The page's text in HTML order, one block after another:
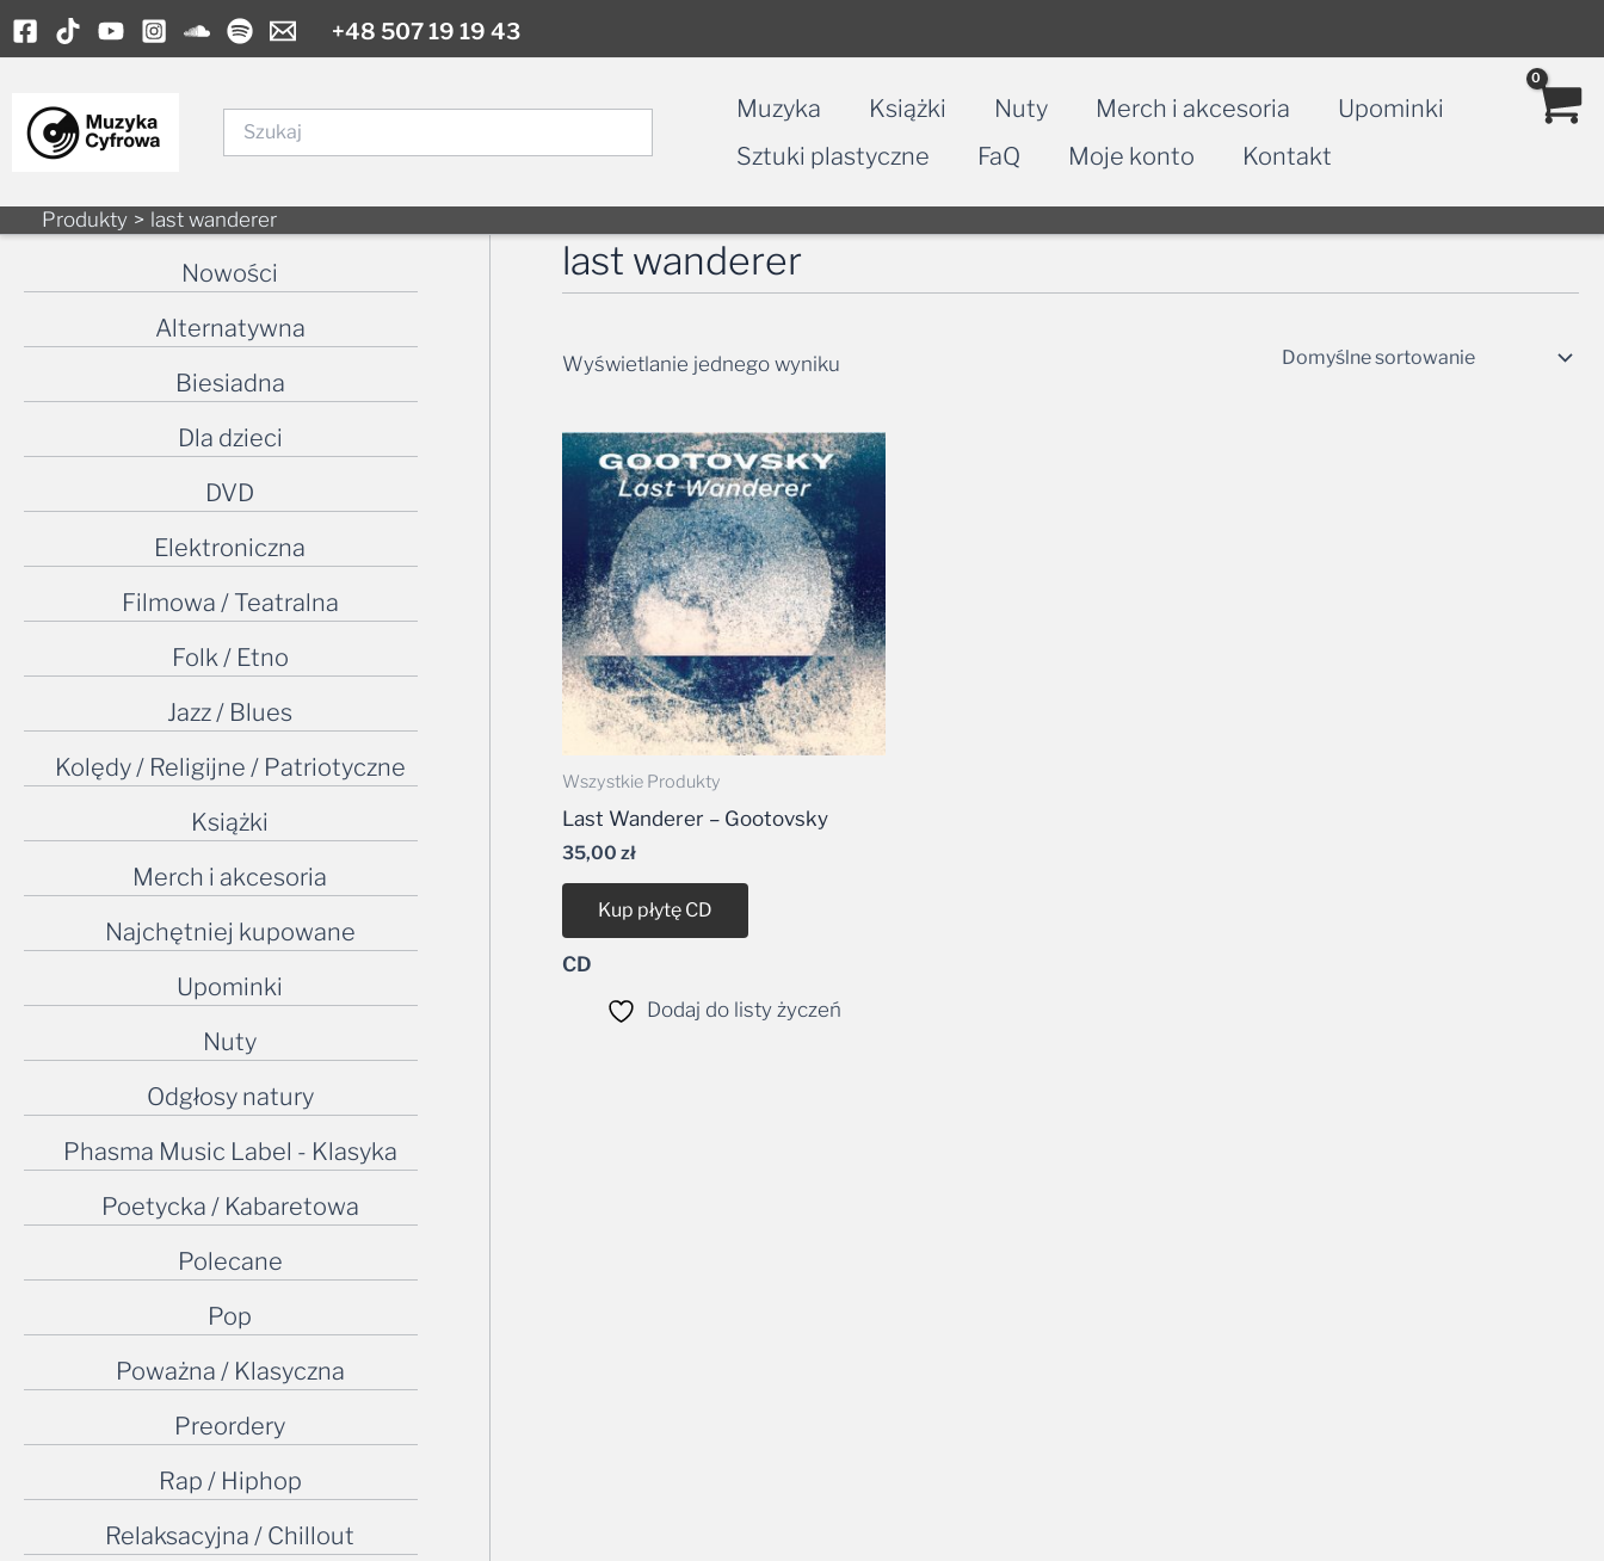
Skip
to
+48 507 19 19 43
Muzyka Książki Nuty Merch i akcesoria
Upominki
Sztuki plastyczne
FaQ Moje konto Kontakt
Produkty last wanderer
Nowości
Alternatywna
Biesiadna
Dla dzieci
DVD
Elektroniczna
Filmowa / Teatralna
Folk / Etno
Jazz / Blues
Kolędy / Religijne / Patriotyczne
Książki
Merch i akcesoria
Najchętniej kupowane
Upominki
Nuty
Odgłosy natury
Phasma Music Label - Klasyka
Poetycka / Kabaretowa
Polecane
Pop
Poważna / Klasyczna
Preordery
Rap / Hiphop
Relaksacyjna / Chillout
last wanderer
Wyświetlanie jednego wyniku
Wszystkie Produkty
Last Wanderer – Gootovsky
35,00zł
Kup płytę CD
CD
Dodaj do listy życzeń